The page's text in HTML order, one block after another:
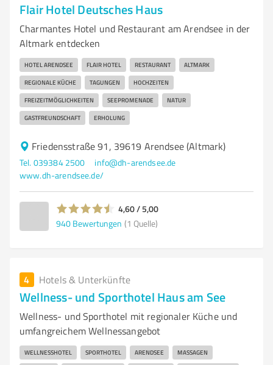
Flair Hotel Deutsches Haus
Charmantes Hotel und Restaurant am Arendsee in der
Altmark entdecken
HOTEL ARENDSEE FLAIR HOTEL RESTAURANT ALTMARK
REGIONALE KÜCHE TAGUNGEN HOCHZEITEN
FREIZEITMÖGLICHKEITEN SEEPROMENADE NATUR
GASTFREUNDSCHAFT ERHOLUNG
Friedensstraße 91, 39619 Arendsee (Altmark)
Tel. 039384 2500
info@dh-arendsee.de
www.dh-arendsee.de/
4,60 / 5,00
940 Bewertungen (1 Quelle)
4 Hotels & Unterkünfte
Wellness- und Sporthotel Haus am See
Wellness- und Sporthotel mit regionaler Küche und
umfangreichem Wellnessangebot
WELLNESSHOTEL SPORTHOTEL ARENDSEE MASSAGEN